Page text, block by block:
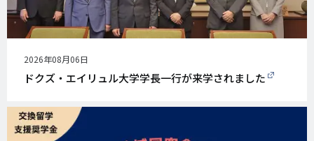
公
開
日
2026年08月06日
ドクズ・エイリュル大学学長一行が来学されました